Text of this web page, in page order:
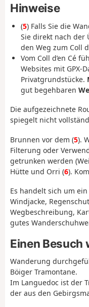
Hinweise
(5) Falls Sie die
Sie direkt nach der
den Weg zum Coll
Vom Coll d’en Cé
Websites mit GPX-
Privatgrundstücke.
gut begehbaren
Die aufgezeichnete
spiegelt nicht
Brunnen vor dem (5).
Filterung oder
getrunken werden
Hütte und Orri (6).
Es handelt sich um
Windjacke,
Wegbeschreibung,
gutes
Einen Besuch
Wanderung
Böiger Tramontane.
Im Languedoc ist der
der aus den